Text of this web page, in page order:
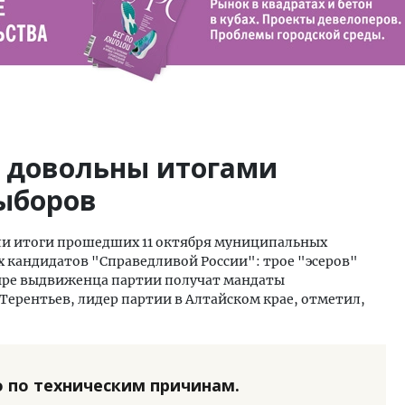
итогами
итоги прошедших 11 октября муниципальных
"Справедливой России": трое "эсеров"
выдвиженца партии получат мандаты
лидер партии в Алтайском крае, отметил,
техническим причинам.